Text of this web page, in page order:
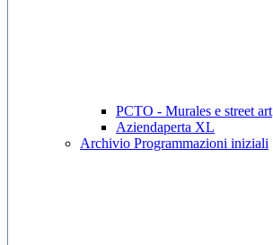
PCTO - Murales e street art
Aziendaperta XL
Archivio Programmazioni iniziali